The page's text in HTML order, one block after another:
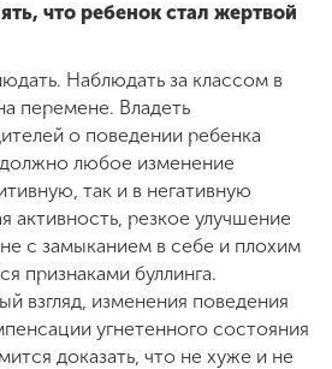
что ребенок стал жертвой
Наблюдать за классом в
перемене. Владеть
о поведении ребенка
любое изменение
так и в негативную
резкое улучшение
с замыканием в себе и плохим
признаками буллинга.
взгляд, изменения поведения
угнетенного состояния
доказать, что не хуже и не